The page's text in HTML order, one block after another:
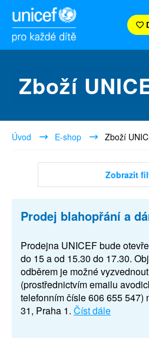
Zboží
Úvod E-shop Zboží
Zobrazit
Prodej blahopřání a
Prodejna UNICEF bude
do 15 a od 15.30 do 17.30.
odběrem je možné
(prostřednictvím emailu
telefonním čísle 606 655 547)
31, Praha 1. Číst dále